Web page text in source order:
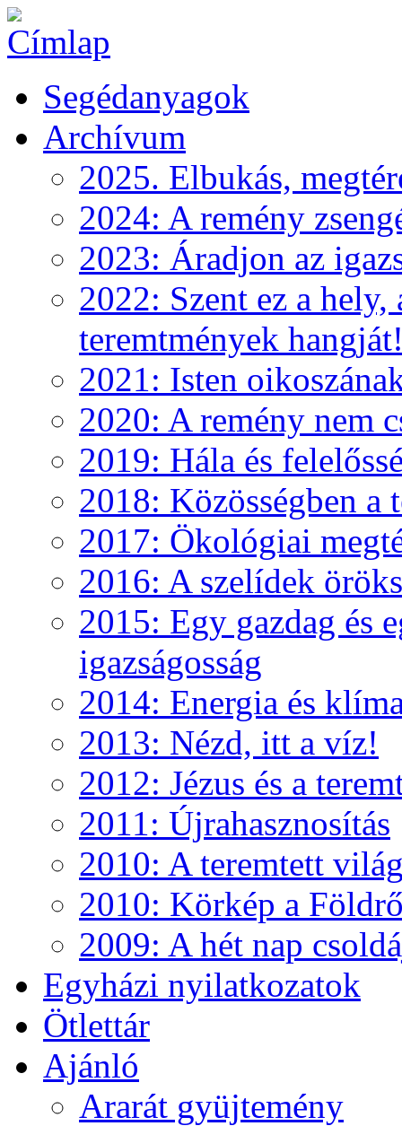
Segédanyagok
Archívum
2025. Elbukás,
2024: A remény
2023: Áradjon az
2022: Szent ez a
teremtmények
2021: Isten
2020: A remény nem
2019: Hála és
2018: Közösségben a
2017: Ökológiai
2016: A szelídek
2015: Egy gazdag és
igazságosság
2014: Energia és
2013: Nézd, itt a víz!
2012: Jézus és a
2011: Újrahasznosítás
2010: A teremtett
2010: Körkép a
2009: A hét nap
Egyházi nyilatkozatok
Ötlettár
Ajánló
Ararát gyüjtemény